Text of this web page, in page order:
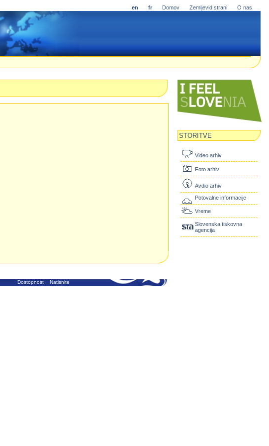
en fr Domov Zemljevid strani O nas
STORITVE
Video arhiv
Foto arhiv
Avdio arhiv
Potovalne informacije
Vreme
Slovenska tiskovna
agencija
Dostopnost Natisnite